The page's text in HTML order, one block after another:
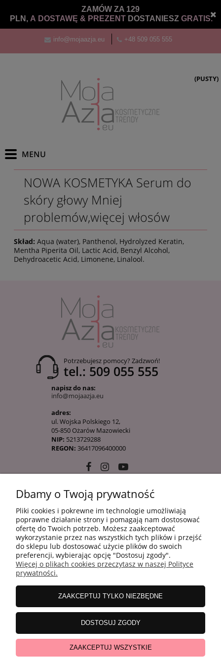
ZAMÓW ZA 129
PLN, A DOSTAWĘ & PREZENT DOSTANIESZ GRATIS.
info@mojaazja.eu +48 509 055 555
(PUSTY)
NOWA KOSMETYKA Serum do
skóry głowy Mniej
problemów,więcej włosów
Skład: Aqua (water), Panthenol, Hydrolyzed Keratin,
Mentha Piperita Oil, Lactic Acid, Benzyl Alcohol,
Dehydroacetic Acid, Limonene, Linalool.
Potrzebujesz pomocy? Zadzwoń!
tel.: 509 055 555
napisz do nas:
info@mojaazja.eu
adres:
ul. Wojska Polskiego 12,
05-850 Ożarów Mazowiecki
NIP: 5213729288
REGON: 36417096400000
10 KROKÓW KOREAŃSKIEJ PIELĘGANCJI
INFORMACJE
ZAKUPY
MOJE KONTO
WSPÓŁPRACA
Dbamy o Twoją prywatność
Pliki cookies i pokrewne im technologie umożliwiają
poprawne działanie strony i pomagają nam dostosować
ofertę do Twoich potrzeb. Możesz zaakceptować
wykorzystanie przez nas wszystkich tych plików i przejść
do sklepu lub dostosować użycie plików do swoich
preferencji, wybierając opcję "Dostosuj zgody".
Więcej o plikach cookies przeczytasz w naszej Polityce
prywatności.
ZAAKCEPTUJ TYLKO NIEZBĘDNE
DOSTOSUJ ZGODY
ZAAKCEPTUJ WSZYSTKIE